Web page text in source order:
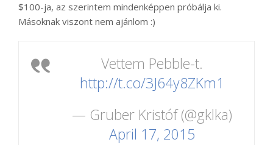
$100-ja, az szerintem mindenképpen próbálja ki.
Másoknak viszont nem ajánlom :)
Vettem Pebble-t.
http://t.co/3J64y8ZKm1
— Gruber Kristóf (@gklka)
April 17, 2015